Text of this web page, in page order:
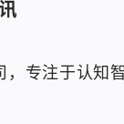
专注于认知